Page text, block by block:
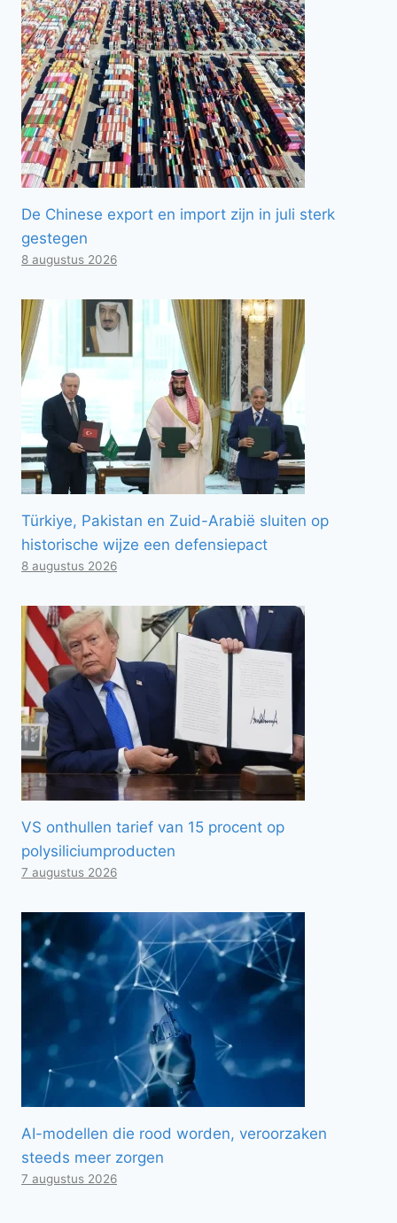
De Chinese export en import zijn in juli sterk
gestegen
8 augustus 2026
Türkiye, Pakistan en Zuid-Arabië sluiten op
historische wijze een defensiepact
8 augustus 2026
VS onthullen tarief van 15 procent op
polysiliciumproducten
7 augustus 2026
AI-modellen die rood worden, veroorzaken
steeds meer zorgen
7 augustus 2026